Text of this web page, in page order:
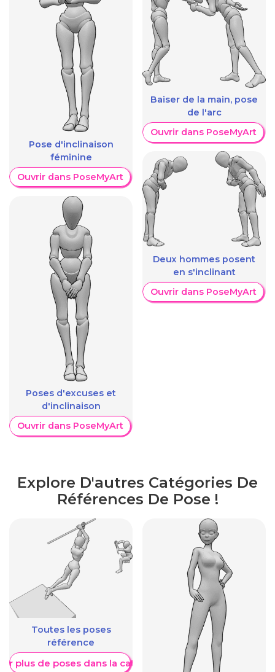
Pose d'inclinaison
féminine
Ouvrir dans PoseMyArt
Poses d'excuses et
d'inclinaison
Ouvrir dans PoseMyArt
Baiser de la main, pose
de l'arc
Ouvrir dans PoseMyArt
Deux hommes posent
en s'inclinant
Ouvrir dans PoseMyArt
Explore D'autres Catégories De
Références De Pose !
Toutes les poses
référence
plus de poses dans la catégorie